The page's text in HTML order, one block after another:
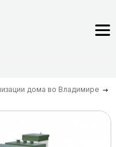
дома во Владимире